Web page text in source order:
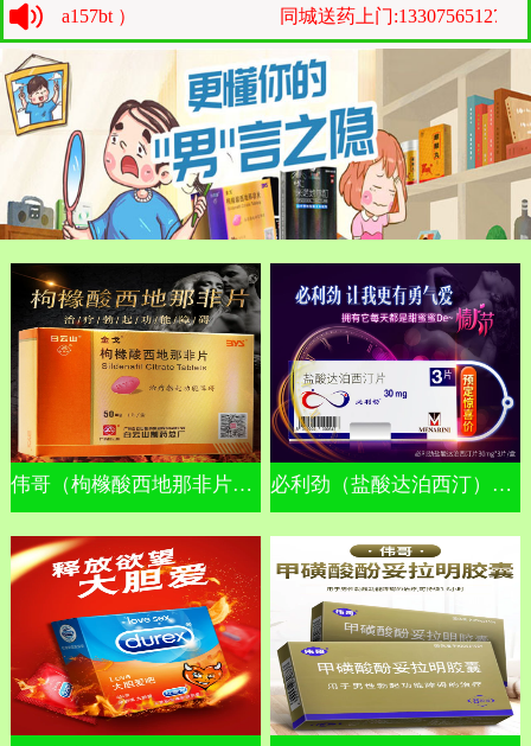
a157bt ） 同城送药上门:13307565127（微信
伟哥（枸橼酸西地那非片）金戈 必利劲（盐酸达泊西汀）早泄